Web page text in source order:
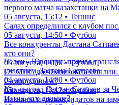
первого матча казахстанки на
05 августа, 15:12 • Теннис
Салах определился с клубом
05 августа, 14:50 • Футбол
Все конкуренты Дастана
кто они?
05 августа, 14:00 • Футбол
От МЛС до чемпионата Италии.
Самородовым?
05 августа, 13:12 • Футбол
Названы пять кандидатов на
Челси - Ювентус: прямая
участием Дастана Сатпаева
04 августа, 14:00 • Футбол
Как сыграл Дастан Сатпаев за
матча, что дальше?